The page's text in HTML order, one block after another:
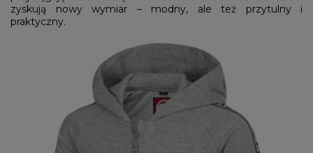
zyskują nowy wymiar – modny, ale też przytulny i
praktyczny.